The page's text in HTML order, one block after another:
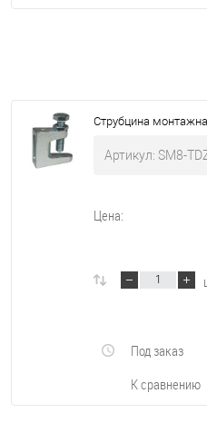
Струбцина
Артикул: SM8-
Цена:
К сравнению
Под заказ